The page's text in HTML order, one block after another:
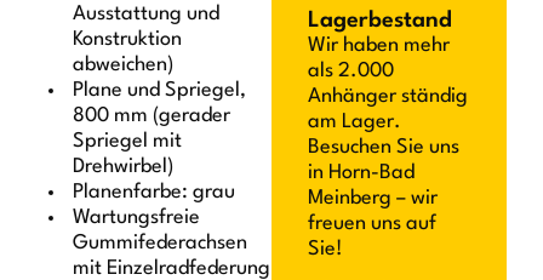
Ausstattung und
Konstruktion
abweichen)
Plane und Spriegel,
800 mm (gerader
Spriegel mit
Drehwirbel)
Planenfarbe: grau
Wartungsfreie
Gummifederachsen
mit Einzelradfederung
Lagerbestand
Wir haben mehr
als 2.000
Anhänger ständig
am Lager.
Besuchen Sie uns
in Horn-Bad
Meinberg – wir
freuen uns auf
Sie!